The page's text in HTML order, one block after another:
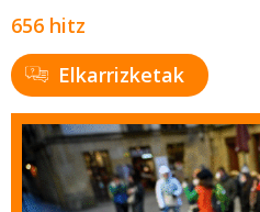
656 hitz
Elkarrizketak